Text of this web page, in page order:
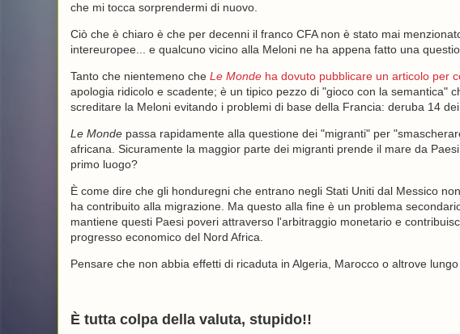
che mi tocca sorprendermi di nuovo.
Ciò che è chiaro è che per decenni il franco CFA non è stato mai
intereuropee... e qualcuno vicino alla Meloni ne ha appena fatto una
Tanto che nientemeno che Le Mondeha dovuto pubblicare un articolo per
apologia ridicolo e scadente; è un tipico pezzo di "gioco con la semantica"
screditare la Meloni evitando i problemi di base della Francia: deruba 14
Le Mondepassa rapidamente alla questione dei "migranti" per
africana. Sicuramente la maggior parte dei migranti prende il mare da
primo luogo?
È come dire che gli honduregni che entrano negli Stati Uniti dal Messico
ha contribuito alla migrazione. Ma questo alla fine è un problema
mantiene questi Paesi poveri attraverso l'arbitraggio monetario e
progresso economico del Nord Africa.
Pensare che non abbia effetti di ricaduta in Algeria, Marocco o altrove
È tutta colpa della valuta, stupido!!